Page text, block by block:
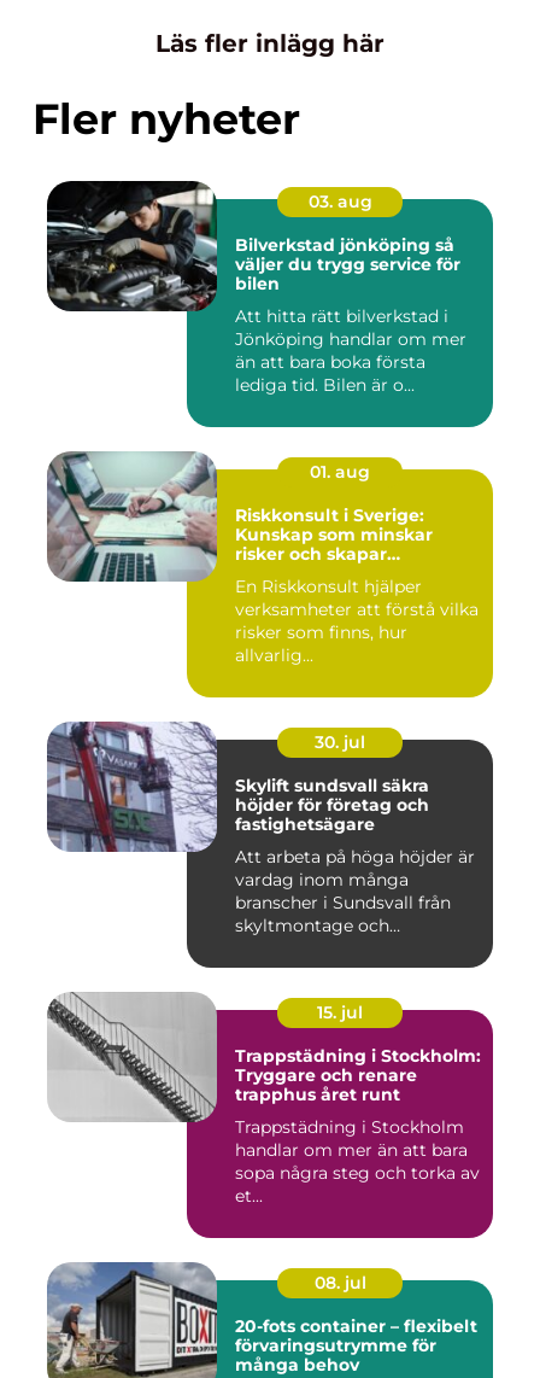
Läs fler inlägg här
Fler nyheter
03. aug
Bilverkstad jönköping så
väljer du trygg service för
bilen
Att hitta rätt bilverkstad i
Jönköping handlar om mer
än att bara boka första
lediga tid. Bilen är o...
01. aug
Riskkonsult i Sverige:
Kunskap som minskar
risker och skapar
En Riskkonsult hjälper
verksamheter att förstå vilka
risker som finns, hur
allvarlig...
30. jul
Skylift sundsvall säkra
höjder för företag och
fastighetsägare
Att arbeta på höga höjder är
vardag inom många
branscher i Sundsvall från
skyltmontage och
15. jul
Trappstädning i Stockholm:
Tryggare och renare
trapphus året runt
Trappstädning i Stockholm
handlar om mer än att bara
sopa några steg och torka av
et...
08. jul
20-fots container – flexibelt
förvaringsutrymme för
många behov